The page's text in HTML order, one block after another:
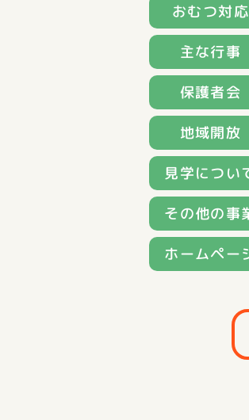
おむつ対応
主な行事
保護者会
地域開放
見学につい
その他の事
ホームペー